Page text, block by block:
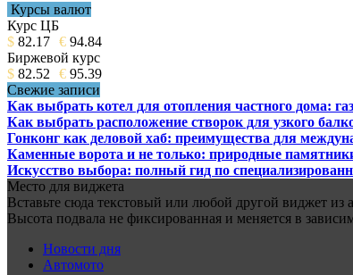
Курсы валют
Курс ЦБ
$ 82.17 € 94.84
Биржевой курс
$ 82.52 € 95.39
Свежие записи
Как выбрать котел для отопления частного дома:
Как выбрать расположение створок для узкого
Гонконг как деловой хаб: преимущества для
Каменные ворота и не только: природные
Искусство выбора: полный гид по
Место для виджета
Вставьте сюда текстовый или любой другой виджет
Высота подвала не фиксированная и меняется в
Новости дня
Автомото